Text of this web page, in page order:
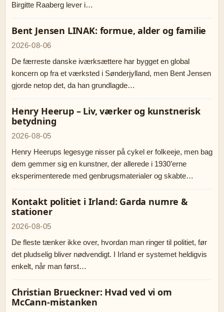
Birgitte Raaberg lever i…
Bent Jensen LINAK: formue, alder og familie
2026-08-06
De færreste danske iværksættere har bygget en global
koncern op fra et værksted i Sønderjylland, men Bent Jensen
gjorde netop det, da han grundlagde…
Henry Heerup – Liv, værker og kunstnerisk
betydning
2026-08-05
Henry Heerups legesyge nisser på cykel er folkeeje, men bag
dem gemmer sig en kunstner, der allerede i 1930’erne
eksperimenterede med genbrugsmaterialer og skabte…
Kontakt politiet i Irland: Garda numre &
stationer
2026-08-05
De fleste tænker ikke over, hvordan man ringer til politiet, før
det pludselig bliver nødvendigt. I Irland er systemet heldigvis
enkelt, når man først…
Christian Brueckner: Hvad ved vi om
McCann-mistanken